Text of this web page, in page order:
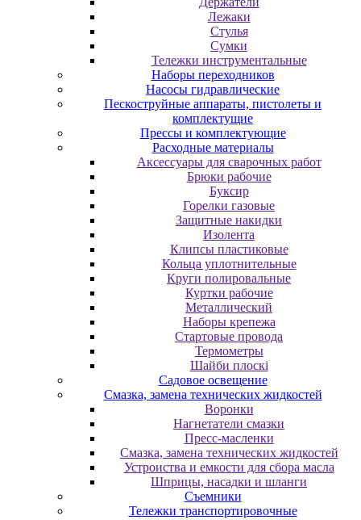
Лежаки
Стулья
Сумки
Тележки инструментальные
Наборы переходников
Насосы гидравлические
Пескоструйные аппараты, пистолеты и
комплектущие
Прессы и комплектующие
Расходные материалы
Аксессуары для сварочных работ
Брюки рабочие
Буксир
Горелки газовые
Защитные накидки
Изолента
Клипсы пластиковые
Кольца уплотнительные
Круги полировальные
Куртки рабочие
Металлический
Наборы крепежа
Стартовые провода
Термометры
Шайби плоскі
Садовое освещение
Смазка, замена технических жидкостей
Воронки
Нагнетатели смазки
Пресс-масленки
Смазка, замена технических жидкостей
Устроиства и емкости для сбора масла
Шприцы, насадки и шланги
Съемники
Тележки транспортировочные